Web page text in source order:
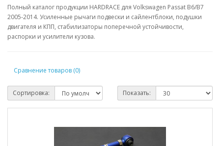
Полный каталог продукции HARDRACE для Volkswagen Passat B6/B7
2005-2014. Усиленные рычаги подвески и сайлентблоки, подушки
двигателя и КПП, стабилизаторы поперечной устойчивости,
распорки и усилители кузова.
Сравнение товаров (0)
Сортировка: Показать: